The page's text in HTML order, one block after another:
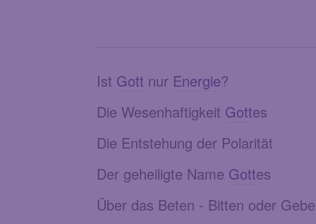
Ist Gott nur Energie?
Die Wesenhaftigkeit Gottes
Die Entstehung der Polarität
Der geheiligte Name Gottes
Über das Beten - Bitten oder